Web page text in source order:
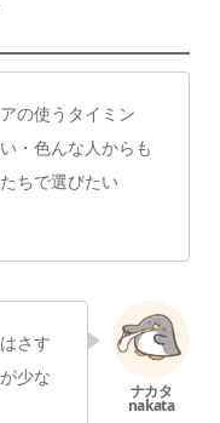
アの使うタイミン
・色んな人からも
たちで選びたい
さす
少な